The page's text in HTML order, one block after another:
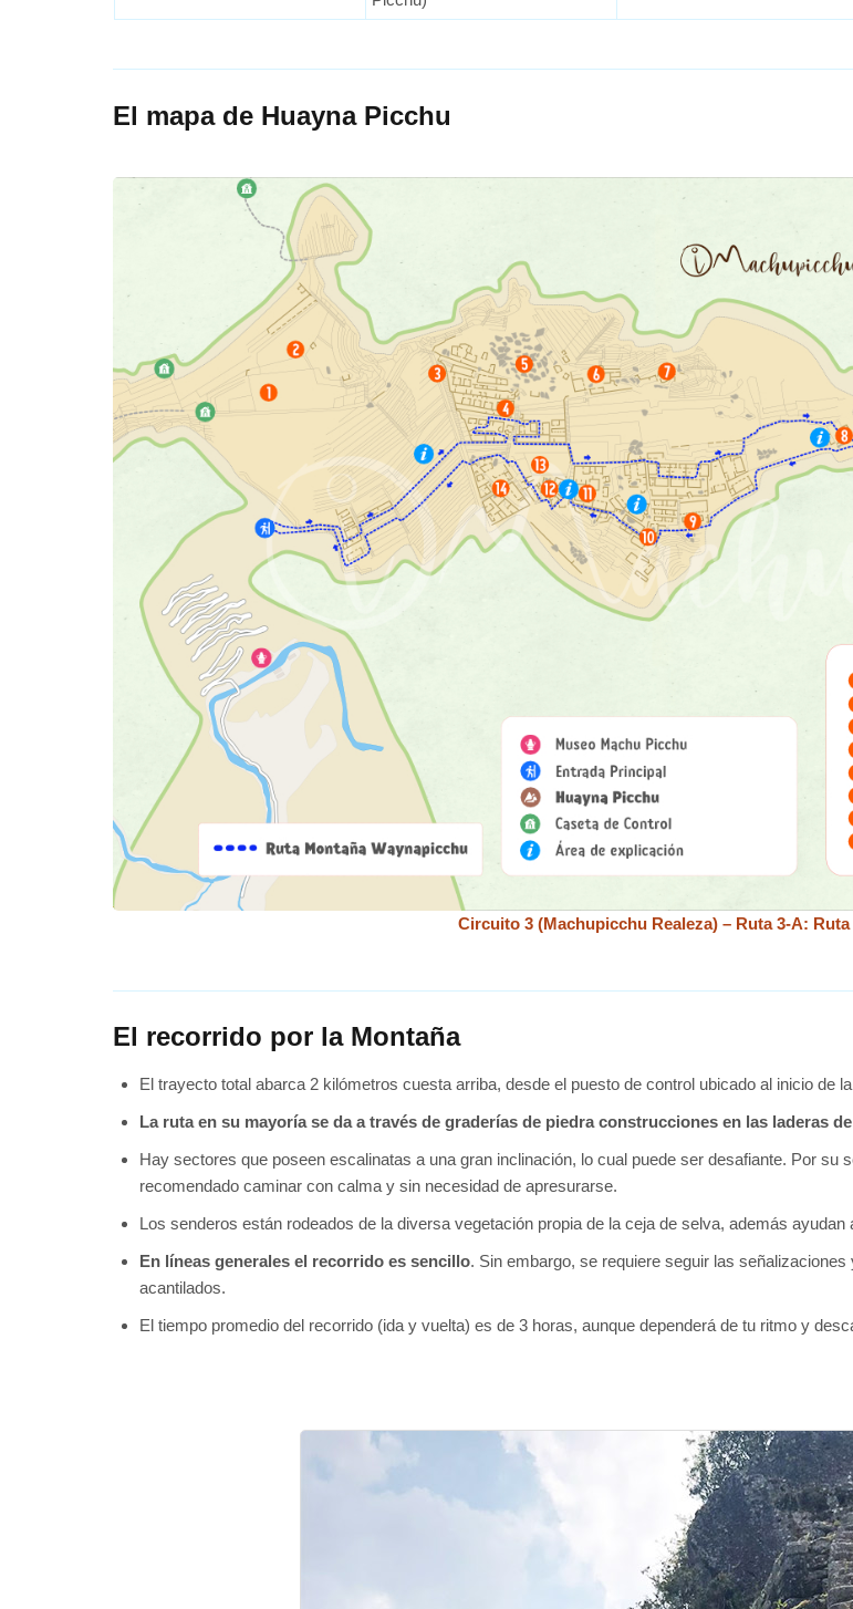
El mapa de Huayna Picchu
Circuito 3 (Machupicchu Realeza) – Ruta 3-A:
El recorrido por la Montaña
El trayecto total abarca 2 kilómetros cuesta arriba, desde el puesto de control ubicado al inicio de
La ruta en su mayoría se da a través de graderías de piedra construcciones en las laderas
Hay sectores que poseen escalinatas a una gran inclinación, lo cual puede ser desafiante. Por
recomendado caminar con calma y sin necesidad de apresurarse.
Los senderos están rodeados de la diversa vegetación propia de la ceja de selva, además
En líneas generales el recorrido es sencillo. Sin embargo, se requiere seguir las
acantilados.
El tiempo promedio del recorrido (ida y vuelta) es de 3 horas, aunque dependerá de tu ritmo y